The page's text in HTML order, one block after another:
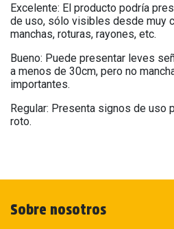
Excelente: El producto podría
de uso, sólo visibles desde muy
manchas, roturas, rayones, etc.
Bueno: Puede presentar leves
a menos de 30cm, pero no
importantes.
Regular: Presenta signos de uso
roto.
Sobre nosotros